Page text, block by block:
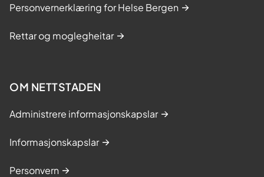
Personvernerklæring for Helse Bergen
Rettar og moglegheitar
OM NETTSTADEN
Administrere informasjonskapslar
Informasjonskapslar
Personvern